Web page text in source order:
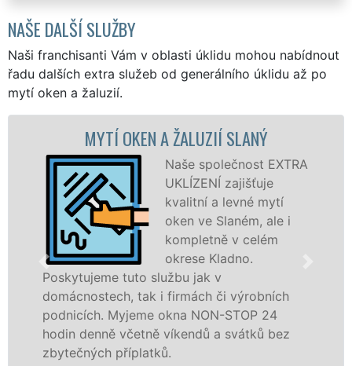
NAŠE DALŠÍ SLUŽBY
Naši franchisanti Vám v oblasti úklidu mohou nabídnout
řadu dalších extra služeb od generálního úklidu až po
mytí oken a žaluzií.
OKEN A ŽALUZIÍ SLANÝ
Naše společnost EXTRA
UKLÍZENÍ zajišťuje
kvalitní a levné mytí
oken ve Slaném, ale i
kompletně v celém
okrese Kladno.
tuto službu jak v
tak i firmách či výrobních
okna NON-STOP 24
včetně víkendů a svátků bez
příplatků.
po celém
UKLÍZENÍ, a